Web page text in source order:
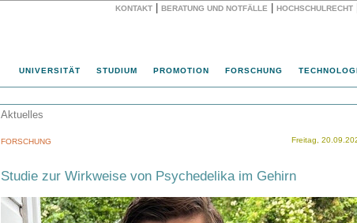
KONTAKT BERATUNG UND NOTFÄLLE HOCHSCHULRECHT
UNIVERSITÄT STUDIUM PROMOTION FORSCHUNG
Aktuelles
Freitag,
FORSCHUNG
Studie zur Wirkweise von Psychedelika im Gehirn